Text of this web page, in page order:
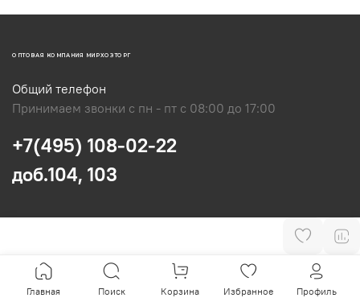
ОПТОВАЯ КОМПАНИЯ МИРХОЗТОРГ
Общий телефон
Принимаем звонки с пн - пт с 08:00 до 17:00
+7(495) 108-02-22
доб.104, 103
Главная Поиск Корзина Избранное Профиль